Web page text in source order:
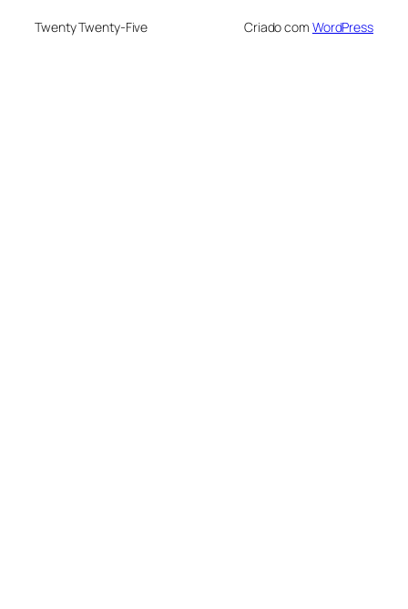
Twenty Twenty-Five Criado com WordPress